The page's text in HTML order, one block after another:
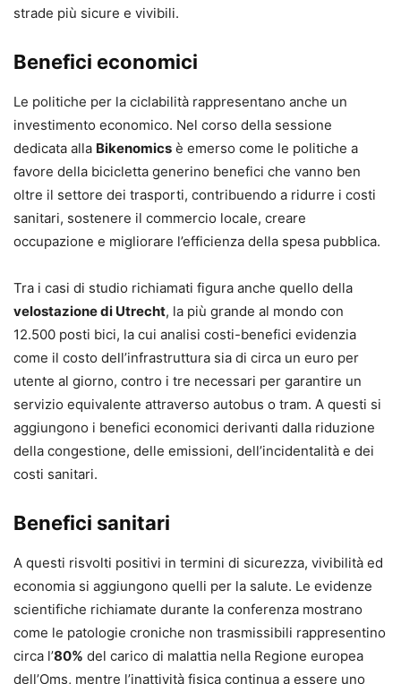
strade più sicure e vivibili.
Benefici economici
Le politiche per la ciclabilità rappresentano anche un
investimento economico. Nel corso della sessione
dedicata alla Bikenomics è emerso come le politiche a
favore della bicicletta generino benefici che vanno ben
oltre il settore dei trasporti, contribuendo a ridurre i costi
sanitari, sostenere il commercio locale, creare
occupazione e migliorare l’efficienza della spesa pubblica.
Tra i casi di studio richiamati figura anche quello della
velostazione di Utrecht, la più grande al mondo con
12.500 posti bici, la cui analisi costi-benefici evidenzia
come il costo dell’infrastruttura sia di circa un euro per
utente al giorno, contro i tre necessari per garantire un
servizio equivalente attraverso autobus o tram. A questi si
aggiungono i benefici economici derivanti dalla riduzione
della congestione, delle emissioni, dell’incidentalità e dei
costi sanitari.
Benefici sanitari
A questi risvolti positivi in termini di sicurezza, vivibilità ed
economia si aggiungono quelli per la salute. Le evidenze
scientifiche richiamate durante la conferenza mostrano
come le patologie croniche non trasmissibili rappresentino
circa l’80% del carico di malattia nella Regione europea
dell’Oms, mentre l’inattività fisica continua a essere uno